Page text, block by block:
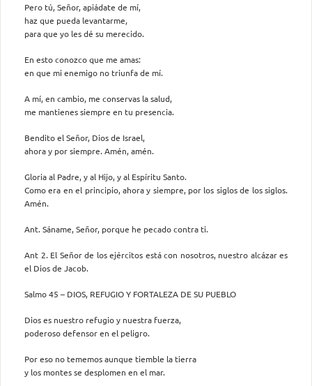
Pero tú, Señor, apiádate de mí,
haz que pueda levantarme,
para que yo les dé su merecido.
En esto conozco que me amas:
en que mi enemigo no triunfa de mí.
A mí, en cambio, me conservas la salud,
me mantienes siempre en tu presencia.
Bendito el Señor, Dios de Israel,
ahora y por siempre. Amén, amén.
Gloria al Padre, y al Hijo, y al Espíritu Santo.
Como era en el principio, ahora y siempre, por los siglos de los siglos.
Amén.
Ant. Sáname, Señor, porque he pecado contra ti.
Ant 2. El Señor de los ejércitos está con nosotros, nuestro alcázar es
el Dios de Jacob.
Salmo 45 – DIOS, REFUGIO Y FORTALEZA DE SU PUEBLO
Dios es nuestro refugio y nuestra fuerza,
poderoso defensor en el peligro.
Por eso no tememos aunque tiemble la tierra
y los montes se desplomen en el mar.